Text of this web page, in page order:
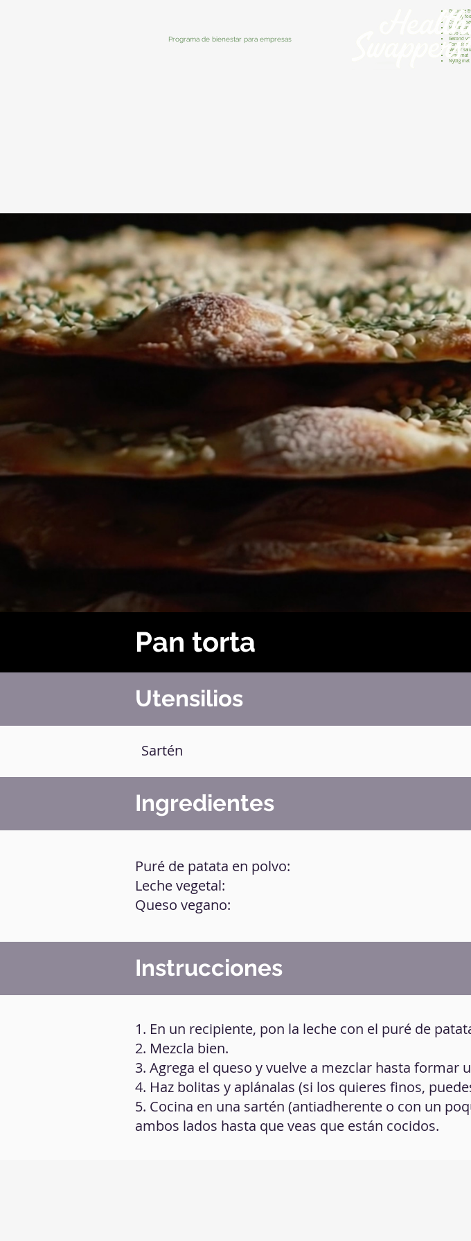
Programa de bienestar para empresas
Gesunde
Healthy
Comida
Nourriture
Cibo sano
Gezond
Comida
Menjar
Sunn mat
Nyttig mat
Pan torta
Utensilios
Sartén
Ingredientes
Puré de patata en polvo:
Leche vegetal:
Queso vegano:
Instrucciones
1. En un recipiente, pon la leche con el puré de
2. Mezcla bien.
3. Agrega el queso y vuelve a mezclar hasta formar
4. Haz bolitas y aplánalas (si los quieres finos,
5. Cocina en una sartén (antiadherente o con un
ambos lados hasta que veas que están cocidos.